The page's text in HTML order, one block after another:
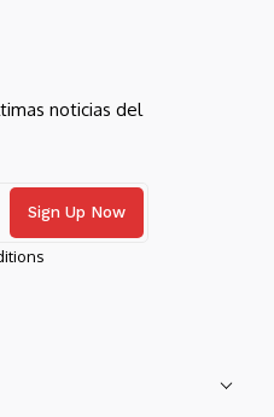
noticias del